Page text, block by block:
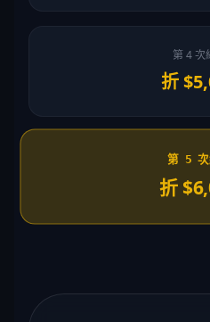
第 4 次
折
第 5 次
折